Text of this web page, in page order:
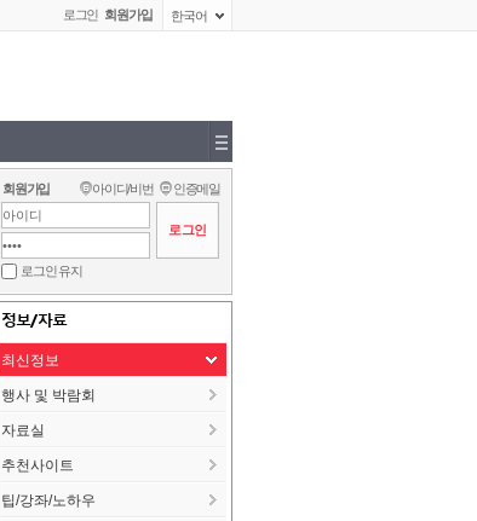
로그인 회원가입 한국어
회원가입 아이디/비번 인증메일
로그인 유지
정보/자료
최신정보
행사 및 박람회
자료실
추천사이트
팁/강좌/노하우